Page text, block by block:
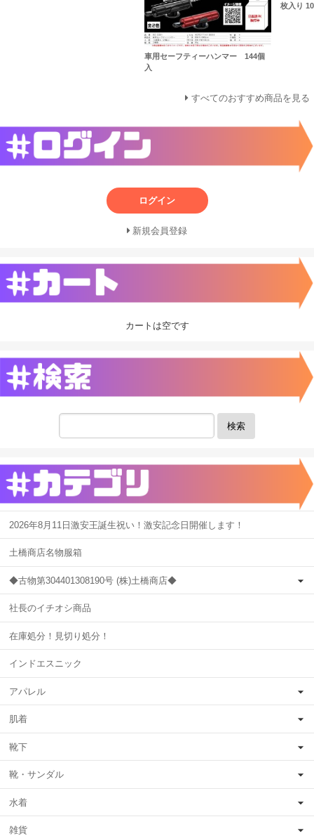
車用セーフティーハンマー 144個
入
枚入り
すべてのおすすめ商品を見る
ログイン
新規会員登録
カートは空です
検索
2026年8月11日激安王誕生祝い！激安記念日開催します！
土橋商店名物服箱
◆古物第304401308190号 (株)土橋商店◆
社長のイチオシ商品
在庫処分！見切り処分！
インドエスニック
アパレル
肌着
靴下
靴・サンダル
水着
雑貨